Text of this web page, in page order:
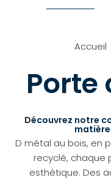
Accueil
Découvrez notre
D métal au bois, en
recyclé, chaque
esthétique. Des